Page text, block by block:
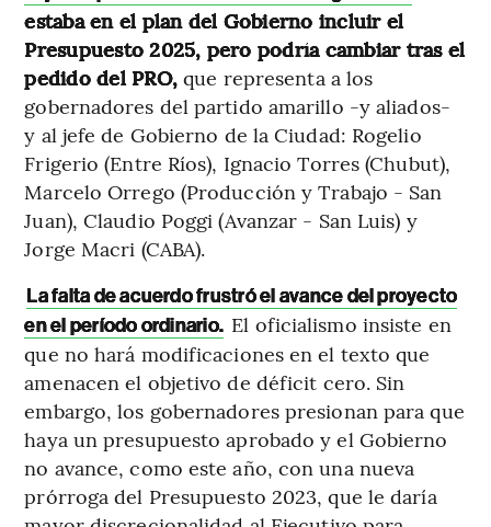
estaba en el plan del Gobierno incluir el
Presupuesto 2025, pero podría cambiar tras el
pedido del PRO,que representa a los
gobernadores del partido amarillo -y aliados-
y al jefe de Gobierno de la Ciudad: Rogelio
Frigerio (Entre Ríos), Ignacio Torres (Chubut),
Marcelo Orrego (Producción y Trabajo - San
Juan), Claudio Poggi (Avanzar - San Luis) y
Jorge Macri (CABA).
La falta de acuerdo frustró el avance del proyecto
en el período ordinario. El oficialismo insiste en
que no hará modificaciones en el texto que
amenacen el objetivo de déficit cero. Sin
embargo, los gobernadores presionan para que
haya un presupuesto aprobado y el Gobierno
no avance, como este año, con una nueva
prórroga del Presupuesto 2023, que le daría